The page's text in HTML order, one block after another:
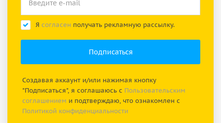
Я согласен получать рекламную рассылку.
Создавая аккаунт и/или нажимая кнопку
"Подписаться", я соглашаюсь с Пользовательским
соглашением и подтверждаю, что ознакомлен с
Политикой конфиденциальности